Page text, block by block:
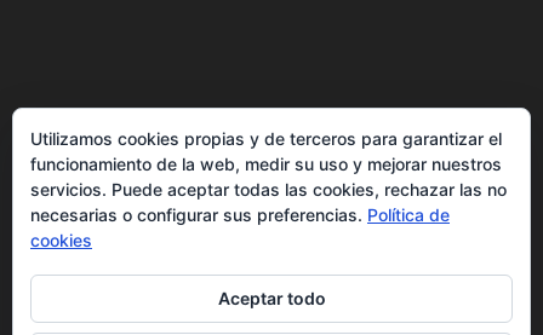
Más información sobre las cookies
Inicio
Política de privacidad
Utilizamos cookies propias y de terceros para garantizar el
funcionamiento de la web, medir su uso y mejorar nuestros
servicios. Puede aceptar todas las cookies, rechazar las no
necesarias o configurar sus preferencias. Política de
cookies
Aceptar todo